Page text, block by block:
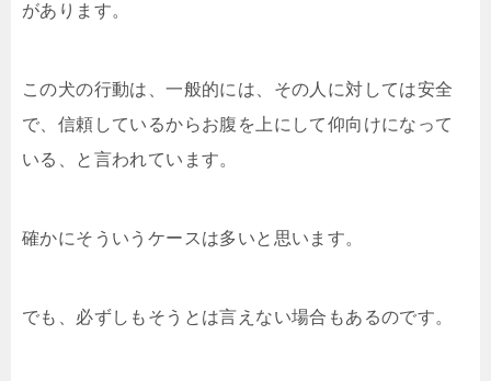
があります。
この犬の行動は、一般的には、その人に対しては安全
で、信頼しているからお腹を上にして仰向けになって
いる、と言われています。
確かにそういうケースは多いと思います。
でも、必ずしもそうとは言えない場合もあるのです。